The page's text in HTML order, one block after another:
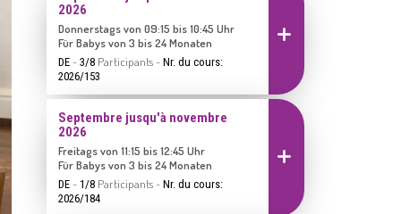
2026
Donnerstags von 09:15 bis 10:45 Uhr
Für Babys von 3 bis 24 Monaten
DE - 3/8 Participants- Nr. du cours:
2026/153
Inscrire
Septembre jusqu'à novembre
2026
Freitags von 11:15 bis 12:45 Uhr
Für Babys von 3 bis 24 Monaten
DE - 1/8 Participants- Nr. du cours:
2026/184